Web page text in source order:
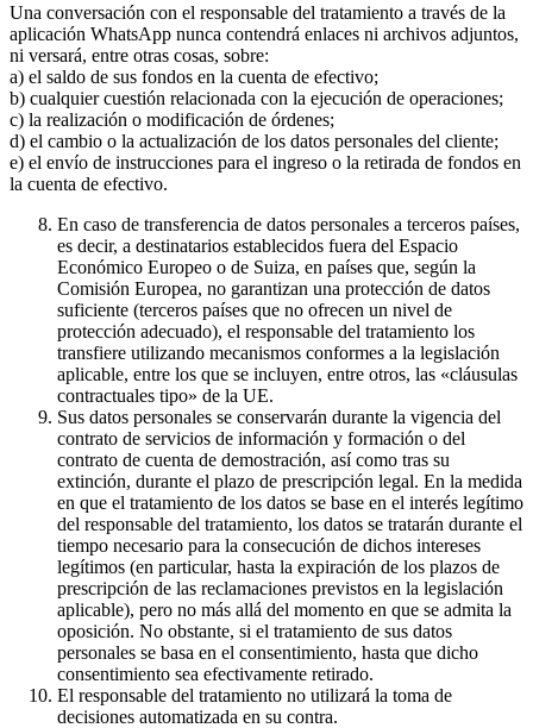
Una conversación con el responsable del tratamiento a través de la
aplicación WhatsApp nunca contendrá enlaces ni archivos adjuntos,
ni versará, entre otras cosas, sobre:
a) el saldo de sus fondos en la cuenta de efectivo;
b) cualquier cuestión relacionada con la ejecución de operaciones;
c) la realización o modificación de órdenes;
d) el cambio o la actualización de los datos personales del cliente;
e) el envío de instrucciones para el ingreso o la retirada de fondos en
la cuenta de efectivo.
En caso de transferencia de datos personales a terceros países,
es decir, a destinatarios establecidos fuera del Espacio
Económico Europeo o de Suiza, en países que, según la
Comisión Europea, no garantizan una protección de datos
suficiente (terceros países que no ofrecen un nivel de
protección adecuado), el responsable del tratamiento los
transfiere utilizando mecanismos conformes a la legislación
aplicable, entre los que se incluyen, entre otros, las «cláusulas
contractuales tipo» de la UE.
Sus datos personales se conservarán durante la vigencia del
contrato de servicios de información y formación o del
contrato de cuenta de demostración, así como tras su
extinción, durante el plazo de prescripción legal. En la medida
en que el tratamiento de los datos se base en el interés legítimo
del responsable del tratamiento, los datos se tratarán durante el
tiempo necesario para la consecución de dichos intereses
legítimos (en particular, hasta la expiración de los plazos de
prescripción de las reclamaciones previstos en la legislación
aplicable), pero no más allá del momento en que se admita la
oposición. No obstante, si el tratamiento de sus datos
personales se basa en el consentimiento, hasta que dicho
consentimiento sea efectivamente retirado.
El responsable del tratamiento no utilizará la toma de
decisiones automatizada en su contra.